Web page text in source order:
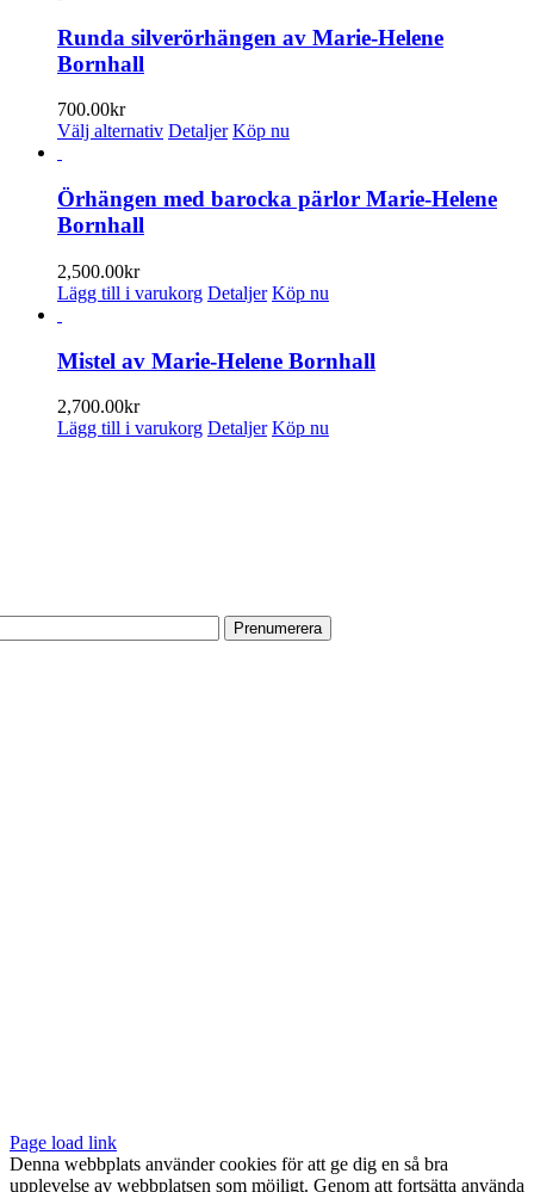
Runda silverörhängen av Marie-Helene
Bornhall
700.00kr
Välj alternativ Den
har
flera
alternativen
på
Detaljer Köp nu
Örhängen med barocka pärlor Marie-Helene
Bornhall
2,500.00kr
Lägg till i varukorg Detaljer Köp nu
Mistel av Marie-Helene Bornhall
2,700.00kr
Lägg till i varukorg Detaljer Köp nu
Page load link
Denna webbplats använder cookies för att ge dig en så bra
upplevelse av webbplatsen som möjligt. Genom att fortsätta använda